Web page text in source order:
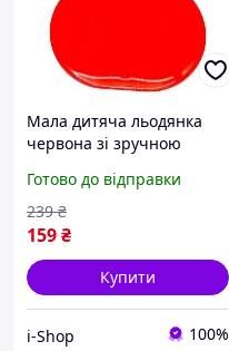
Мала дитяча льодянка
червона зі зручною
зимового спуску
Готово до відправки
159₴
239 ₴
Купити
i-Shop 100%